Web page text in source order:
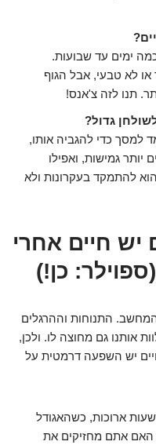
ימים עד שבועות.
לא טבעי, אבל הגוף
תנו לזה צ'אנס!
גדול?
כדי להגביה אותו,
גמישות, ואפילו
להתמקד בעקרונות ולא
חיים אחרי
כן!)
התנוחות וההרגלים
אותנו גם מחוצה לו. ולכן,
יש השפעה דרמטית על
ארוכות, כשהאגודל
האם אתם מחזיקים את